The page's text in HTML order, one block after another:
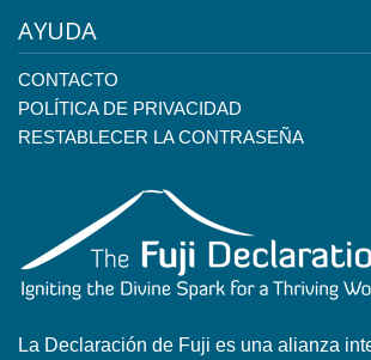
AYUDA
CONTACTO
POLÍTICA DE PRIVACIDAD
RESTABLECER LA CONTRASEÑA
La Declaración de Fuji es una alianza